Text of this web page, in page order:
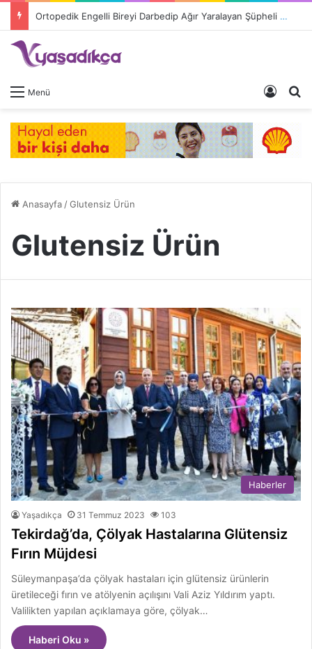
Ortopedik Engelli Bireyi Darbedip Ağır Yaralayan Şüpheli Tutuklandı
Menü Giriş
Anasayfa/Glutensiz Ürün
Glutensiz Ürün
Haberler
Yaşadıkça 31 Temmuz 2023 103
Tekirdağ’da, Çölyak Hastalarına Glütensiz
Fırın Müjdesi
Süleymanpaşa’da çölyak hastaları için glütensiz ürünlerin
üretileceği fırın ve atölyenin açılışını Vali Aziz Yıldırım yaptı.
Valilikten yapılan açıklamaya göre, çölyak…
Haberi Oku »